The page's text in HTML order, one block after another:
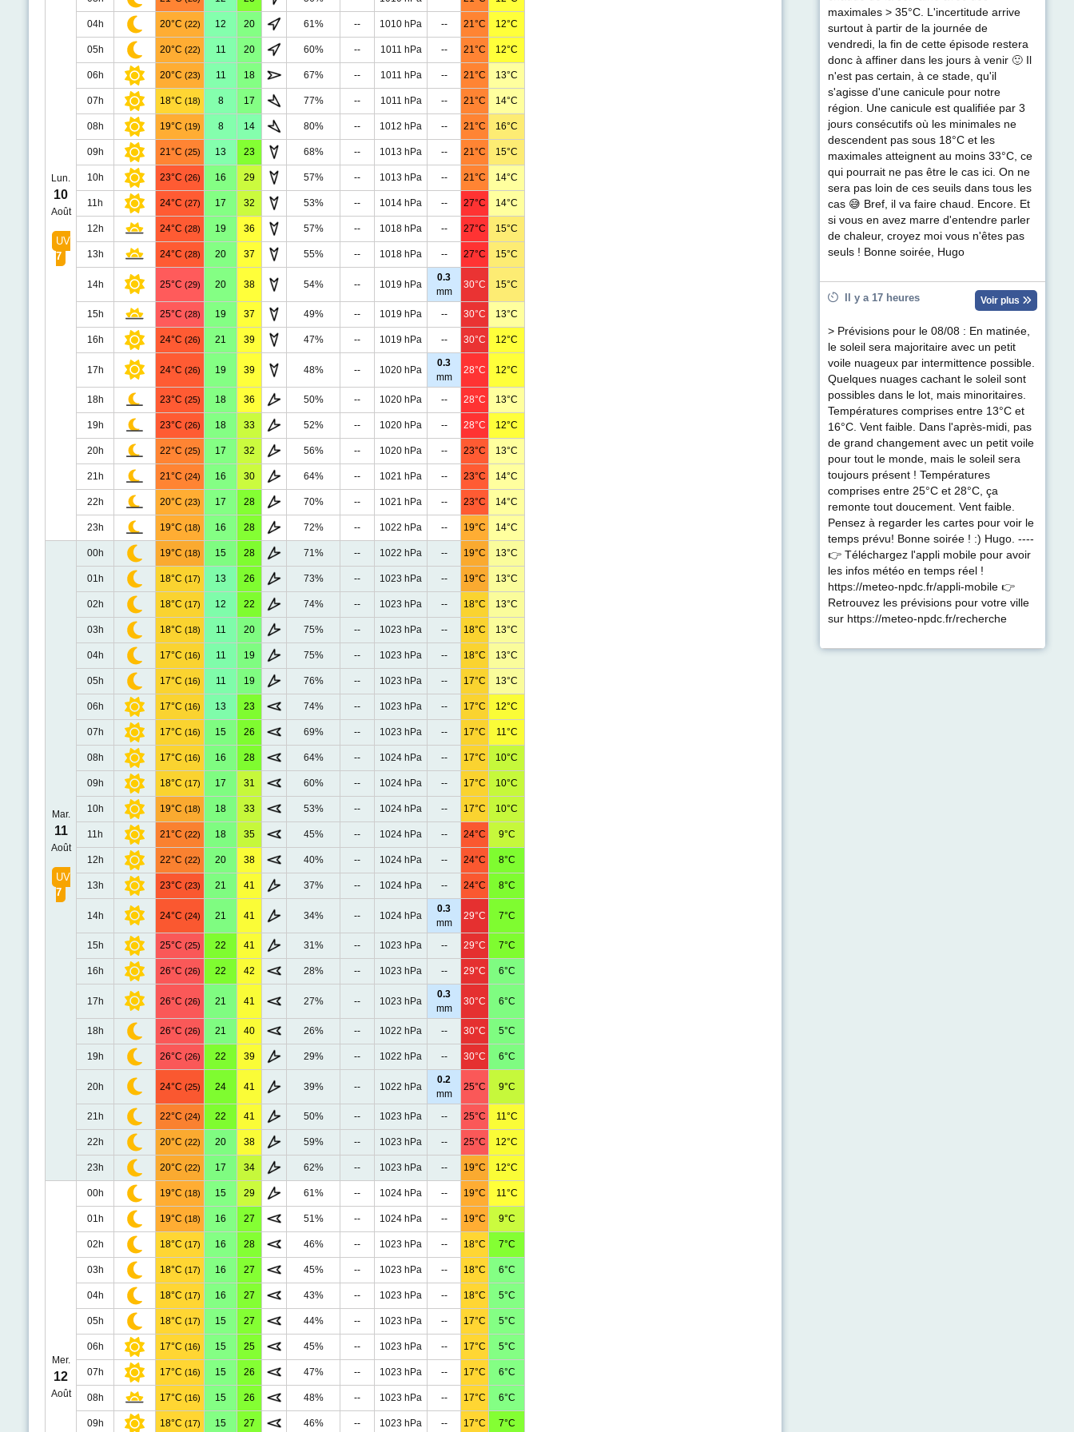
Lun.
10
Août
UV
7
04h 20°C (22) 12 20 61% -- 1010 hPa -- 21°C 12°C
05h 20°C (22) 11 20 60% -- 1011 hPa -- 21°C 12°C
06h 20°C (23) 11 18 67% -- 1011 hPa -- 21°C 13°C
07h 18°C (18) 8 17 77% -- 1011 hPa -- 21°C 14°C
08h 19°C (19) 8 14 80% -- 1012 hPa -- 21°C 16°C
09h 21°C (25) 13 23 68% -- 1013 hPa -- 21°C 15°C
10h 23°C (26) 16 29 57% -- 1013 hPa -- 21°C 14°C
11h 24°C (27) 17 32 53% -- 1014 hPa -- 27°C 14°C
12h 24°C (28) 19 36 57% -- 1018 hPa -- 27°C 15°C
13h 24°C (28) 20 37 55% -- 1018 hPa -- 27°C 15°C
14h 25°C (29) 20 38 54% -- 1019 hPa
0.3
mm
30°C 15°C
15h 25°C (28) 19 37 49% -- 1019 hPa -- 30°C 13°C
16h 24°C (26) 21 39 47% -- 1019 hPa -- 30°C 12°C
17h 24°C (26) 19 39 48% -- 1020 hPa
0.3
mm
28°C 12°C
18h 23°C (25) 18 36 50% -- 1020 hPa -- 28°C 13°C
19h 23°C (26) 18 33 52% -- 1020 hPa -- 28°C 12°C
20h 22°C (25) 17 32 56% -- 1020 hPa -- 23°C 13°C
21h 21°C (24) 16 30 64% -- 1021 hPa -- 23°C 14°C
22h 20°C (23) 17 28 70% -- 1021 hPa -- 23°C 14°C
23h 19°C (18) 16 28 72% -- 1022 hPa -- 19°C 14°C
Mar.
11
Août
UV
7
00h 19°C (18) 15 28 71% -- 1022 hPa -- 19°C 13°C
01h 18°C (17) 13 26 73% -- 1023 hPa -- 19°C 13°C
02h 18°C (17) 12 22 74% -- 1023 hPa -- 18°C 13°C
03h 18°C (18) 11 20 75% -- 1023 hPa -- 18°C 13°C
04h 17°C (16) 11 19 75% -- 1023 hPa -- 18°C 13°C
05h 17°C (16) 11 19 76% -- 1023 hPa -- 17°C 13°C
06h 17°C (16) 13 23 74% -- 1023 hPa -- 17°C 12°C
07h 17°C (16) 15 26 69% -- 1023 hPa -- 17°C 11°C
08h 17°C (16) 16 28 64% -- 1024 hPa -- 17°C 10°C
09h 18°C (17) 17 31 60% -- 1024 hPa -- 17°C 10°C
10h 19°C (18) 18 33 53% -- 1024 hPa -- 17°C 10°C
11h 21°C (22) 18 35 45% -- 1024 hPa -- 24°C 9°C
12h 22°C (22) 20 38 40% -- 1024 hPa -- 24°C 8°C
13h 23°C (23) 21 41 37% -- 1024 hPa -- 24°C 8°C
14h 24°C (24) 21 41 34% -- 1024 hPa
0.3
mm
29°C 7°C
15h 25°C (25) 22 41 31% -- 1023 hPa -- 29°C 7°C
16h 26°C (26) 22 42 28% -- 1023 hPa -- 29°C 6°C
17h 26°C (26) 21 41 27% -- 1023 hPa
0.3
mm
30°C 6°C
18h 26°C (26) 21 40 26% -- 1022 hPa -- 30°C 5°C
19h 26°C (26) 22 39 29% -- 1022 hPa -- 30°C 6°C
20h 24°C (25) 24 41 39% -- 1022 hPa
0.2
mm
25°C 9°C
21h 22°C (24) 22 41 50% -- 1023 hPa -- 25°C 11°C
22h 20°C (22) 20 38 59% -- 1023 hPa -- 25°C 12°C
23h 20°C (22) 17 34 62% -- 1023 hPa -- 19°C 12°C
Mer.
12
Août
00h 19°C (18) 15 29 61% -- 1024 hPa -- 19°C 11°C
01h 19°C (18) 16 27 51% -- 1024 hPa -- 19°C 9°C
02h 18°C (17) 16 28 46% -- 1023 hPa -- 18°C 7°C
03h 18°C (17) 16 27 45% -- 1023 hPa -- 18°C 6°C
04h 18°C (17) 16 27 43% -- 1023 hPa -- 18°C 5°C
05h 18°C (17) 15 27 44% -- 1023 hPa -- 17°C 5°C
06h 17°C (16) 15 25 45% -- 1023 hPa -- 17°C 5°C
07h 17°C (16) 15 26 47% -- 1023 hPa -- 17°C 6°C
08h 17°C (16) 15 26 48% -- 1023 hPa -- 17°C 6°C
09h 18°C (17) 15 27 46% -- 1023 hPa -- 17°C 7°C
maximales > 35°C. L'incertitude arrive
surtout à partir de la journée de
vendredi, la fin de cette épisode restera
donc à affiner dans les jours à venir 🙂 Il
n'est pas certain, à ce stade, qu'il
s'agisse d'une canicule pour notre
région. Une canicule est qualifiée par 3
jours consécutifs où les minimales ne
descendent pas sous 18°C et les
maximales atteignent au moins 33°C, ce
qui pourrait ne pas être le cas ici. On ne
sera pas loin de ces seuils dans tous les
cas 😅 Bref, il va faire chaud. Encore. Et
si vous en avez marre d'entendre parler
de chaleur, croyez moi vous n'êtes pas
seuls ! Bonne soirée, Hugo
Il y a 17 heures Voir plus
> Prévisions pour le 08/08 : En matinée,
le soleil sera majoritaire avec un petit
voile nuageux par intermittence possible.
Quelques nuages cachant le soleil sont
possibles dans le lot, mais minoritaires.
Températures comprises entre 13°C et
16°C. Vent faible. Dans l'après-midi, pas
de grand changement avec un petit voile
pour tout le monde, mais le soleil sera
toujours présent ! Températures
comprises entre 25°C et 28°C, ça
remonte tout doucement. Vent faible.
Pensez à regarder les cartes pour voir le
temps prévu! Bonne soirée ! :) Hugo. ----
👉 Téléchargez l'appli mobile pour avoir
les infos météo en temps réel !
https://meteo-npdc.fr/appli-mobile 👉
Retrouvez les prévisions pour votre ville
sur https://meteo-npdc.fr/recherche